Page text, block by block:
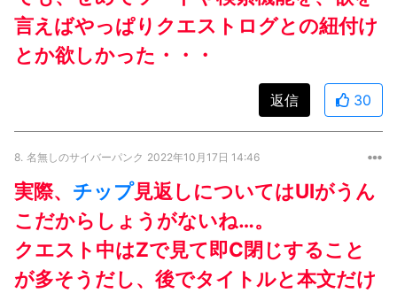
言えばやっぱりクエストログとの紐付け
とか欲しかった・・・
返信 30
8. 名無しのサイバーパンク 2022年10月17日 14:46
実際、 チップ見返しについてはUIがうん
こだからしょうがないね…。
クエスト中はZで見て即C閉じすること
が多そうだし、後でタイトルと本文だけ